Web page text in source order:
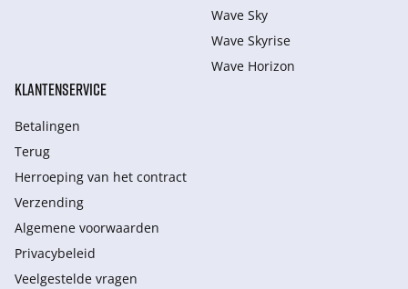
Wave Sky
Wave Skyrise
Wave Horizon
KLANTENSERVICE
Betalingen
Terug
Herroeping van het contract
Verzending
Algemene voorwaarden
Privacybeleid
Veelgestelde vragen